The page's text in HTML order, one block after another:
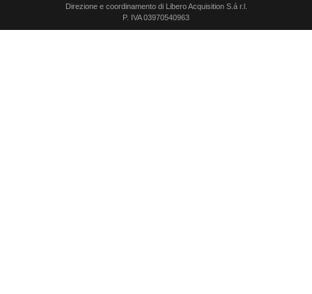
Direzione e coordinamento di Libero Acquisition S.á r.l.
P. IVA 03970540963